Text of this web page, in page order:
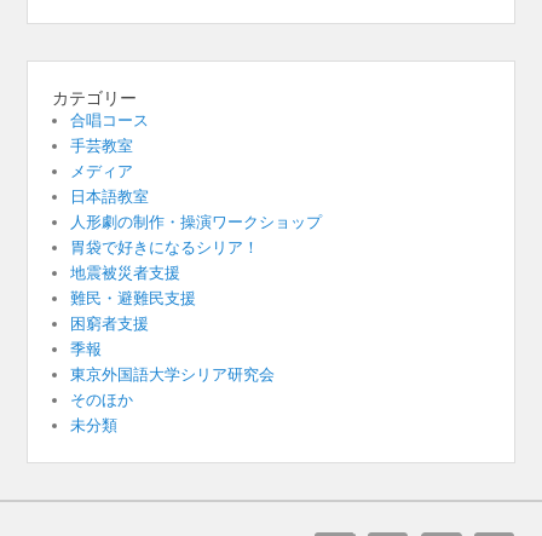
カテゴリー
合唱コース
手芸教室
メディア
日本語教室
人形劇の制作・操演ワークショップ
胃袋で好きになるシリア！
地震被災者支援
難民・避難民支援
困窮者支援
季報
東京外国語大学シリア研究会
そのほか
未分類